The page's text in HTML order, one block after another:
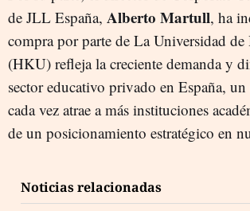
de JLL España, Alberto Martull, ha
compra por parte de La Universidad
(HKU) refleja la creciente demanda y
sector educativo privado en España,
cada vez atrae a más instituciones
de un posicionamiento estratégico en
Noticias relacionadas